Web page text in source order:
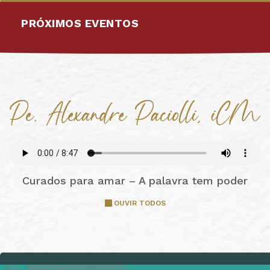
PRÓXIMOS EVENTOS
Curados para amar – A palavra tem poder
OUVIR TODOS